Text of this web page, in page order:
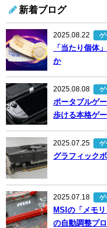
新着ブログ
2025.08.22 ゲ
「当たり個体
か
2025.08.08 ゲ
ポータブルゲ
歩ける本格ゲ
2025.07.25 ゲ
グラフィック
2025.07.18 ゲ
MSIの「メモ
の自動調整プ